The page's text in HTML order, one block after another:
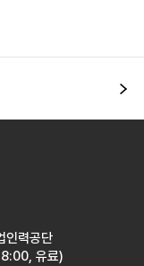
력공단
유료)